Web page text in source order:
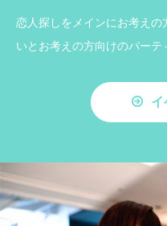
恋人探しをメインにお考えの
いとお考えの方向けのパーテ